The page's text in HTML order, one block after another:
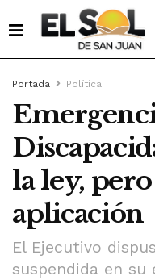
Portada Política
la ley,
aplicación
El Ejecutivo
suspendida en su